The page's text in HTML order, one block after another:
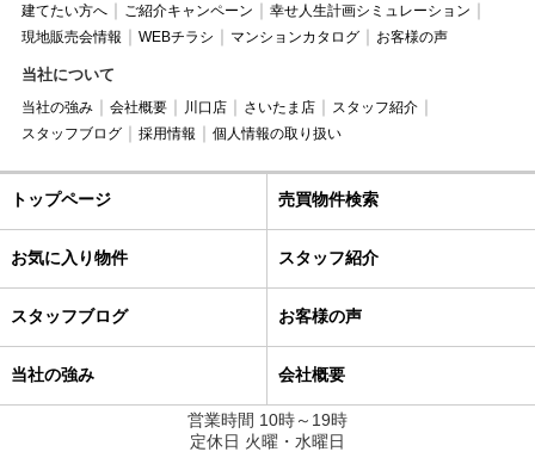
建てたい方へ
ご紹介キャンペーン
幸せ人生計画シミュレーション
現地販売会情報
WEBチラシ マンションカタログ お客様の声
当社について
当社の強み 会社概要 川口店 さいたま店
スタッフ紹介
スタッフブログ
採用情報 個人情報の取り扱い
トップページ 売買物件検索
お気に入り物件 スタッフ紹介
スタッフブログ お客様の声
当社の強み 会社概要
営業時間 10時～19時
定休日 火曜・水曜日